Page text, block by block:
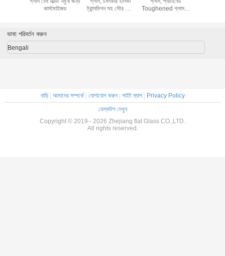
কাস্টমাইজড
ট্রান্সমিশন সহ সৌর সেল
Toughened গ্লাস ই
ভাষা পরিবর্তন করুন
Bengali
বাড়ি| আমাদের সম্পর্কে| যোগাযোগ করুন| সাইট ম্যাপ| Privacy Policy
ডেস্কটপ দেখুন
Copyright © 2019 - 2026 Zhejiang flat Glass CO.,LTD.
All rights reserved.